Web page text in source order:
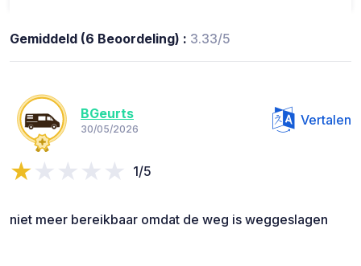
Gemiddeld (6 Beoordeling) : 3.33/5
BGeurts
30/05/2026
Vertalen
1/5
niet meer bereikbaar omdat de weg is weggeslagen